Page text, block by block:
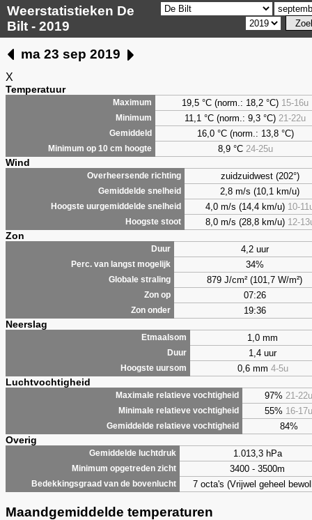
Weerstatistieken De
Bilt - 2019
ma 23 sep 2019
X
Temperatuur
Maximum 19,5 °C (norm.: 18,2 °C) 15-16u
Minimum 11,1 °C (norm.: 9,3 °C) 21-22u
Gemiddeld 16,0 °C (norm.: 13,8 °C)
Minimum op 10 cm hoogte 8,9°C 24-25u
Wind
Overheersende richting zuidzuidwest (202°)
Gemiddelde snelheid 2,8 m/s (10,1 km/u)
Hoogste uurgemiddelde snelheid 4,0 m/s (14,4 km/u) 10-
Hoogste stoot 8,0 m/s (28,8 km/u) 12-
Zon
Duur 4,2 uur
Perc. van langst mogelijk 34%
Globale straling 879 J/cm² (101,7 W/m²)
Zon op 07:26
Zon onder 19:36
Neerslag
Etmaalsom 1,0 mm
Duur 1,4 uur
Hoogste uursom 0,6 mm 4-5u
Luchtvochtigheid
Maximale relatieve vochtigheid 97% 21-22u
Minimale relatieve vochtigheid 55% 16-17u
Gemiddelde relatieve vochtigheid 84%
Overig
Gemiddelde luchtdruk 1.013,3 hPa
Minimum opgetreden zicht 3400 - 3500m
Bedekkingsgraad van de bovenlucht 7 octa's (Vrijwel geheel
Maandgemiddelde temperaturen